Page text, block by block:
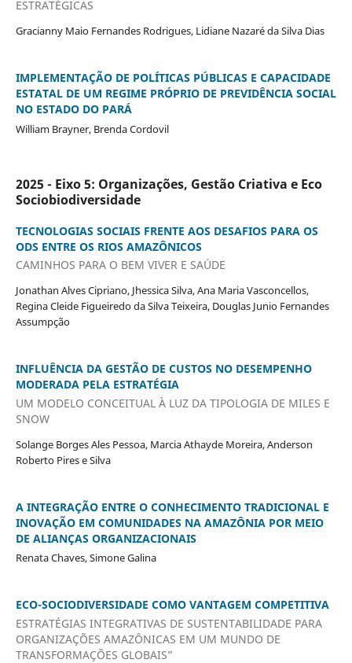
ESTRATÉGICAS
Gracianny Maio Fernandes Rodrigues, Lidiane Nazaré da Silva Dias
IMPLEMENTAÇÃO DE POLÍTICAS PÚBLICAS E CAPACIDADE
ESTATAL DE UM REGIME PRÓPRIO DE PREVIDÊNCIA SOCIAL
NO ESTADO DO PARÁ
William Brayner, Brenda Cordovil
2025 - Eixo 5: Organizações, Gestão Criativa e Eco
Sociobiodiversidade
TECNOLOGIAS SOCIAIS FRENTE AOS DESAFIOS PARA OS
ODS ENTRE OS RIOS AMAZÔNICOS
CAMINHOS PARA O BEM VIVER E SAÚDE
Jonathan Alves Cipriano, Jhessica Silva, Ana Maria Vasconcellos,
Regina Cleide Figueiredo da Silva Teixeira, Douglas Junio Fernandes
Assumpção
INFLUÊNCIA DA GESTÃO DE CUSTOS NO DESEMPENHO
MODERADA PELA ESTRATÉGIA
UM MODELO CONCEITUAL À LUZ DA TIPOLOGIA DE MILES E
SNOW
Solange Borges Ales Pessoa, Marcia Athayde Moreira, Anderson
Roberto Pires e Silva
A INTEGRAÇÃO ENTRE O CONHECIMENTO TRADICIONAL E
INOVAÇÃO EM COMUNIDADES NA AMAZÔNIA POR MEIO
DE ALIANÇAS ORGANIZACIONAIS
Renata Chaves, Simone Galina
ECO-SOCIODIVERSIDADE COMO VANTAGEM COMPETITIVA
ESTRATÉGIAS INTEGRATIVAS DE SUSTENTABILIDADE PARA
ORGANIZAÇÕES AMAZÔNICAS EM UM MUNDO DE
TRANSFORMAÇÕES GLOBAIS”